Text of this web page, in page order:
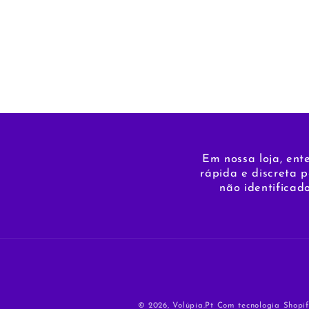
Em nossa loja,
rápida e discreta
não
© 2026,Volúpia.Pt Com tecnologia